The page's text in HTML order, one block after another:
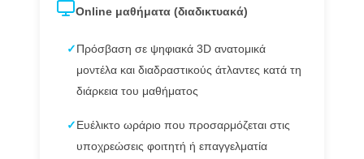
Online μαθήματα (διαδικτυακά)
✓ Πρόσβαση σε ψηφιακά 3D ανατομικά
μοντέλα και διαδραστικούς άτλαντες κατά τη
διάρκεια του μαθήματος
✓ Ευέλικτο ωράριο που προσαρμόζεται στις
υποχρεώσεις φοιτητή ή επαγγελματία